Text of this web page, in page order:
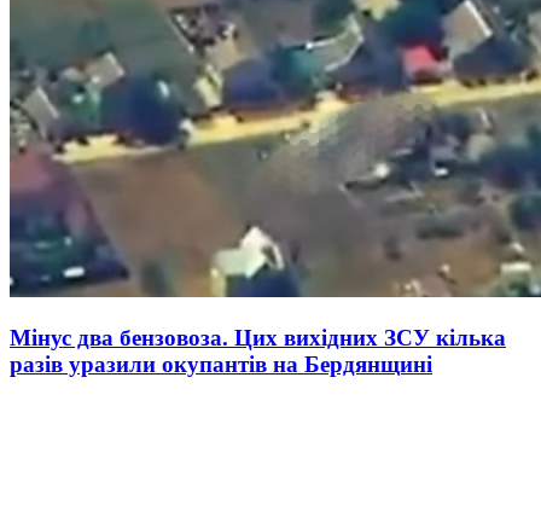
Мінус два бензовоза. Цих вихідних ЗСУ кілька
разів уразили окупантів на Бердянщині